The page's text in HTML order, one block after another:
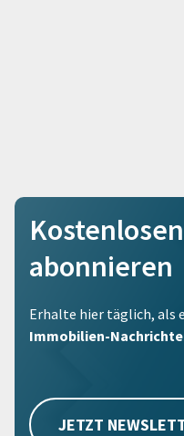
abonnieren
Erhalte hier täglich, als
Immobilien-
JETZT